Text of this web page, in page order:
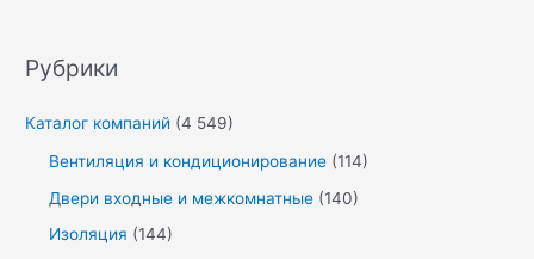
Рубрики
Каталог компаний (4 549)
Вентиляция и кондиционирование (114)
Двери входные и межкомнатные (140)
Изоляция (144)